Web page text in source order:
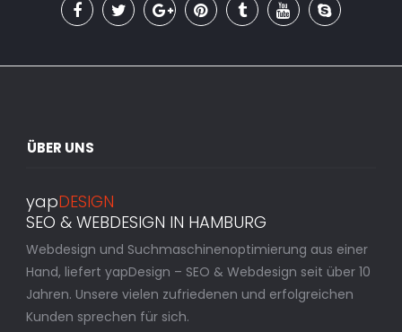
ÜBER UNS
yapDESIGN
SEO & WEBDESIGN IN HAMBURG
Webdesign und Suchmaschinenoptimierung aus einer
Hand, liefert yapDesign – SEO & Webdesign seit über 10
Jahren. Unsere vielen zufriedenen und erfolgreichen
Kunden sprechen für sich.